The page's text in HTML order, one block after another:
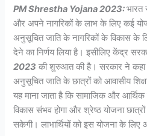
PM Shrestha Yojana 2023:भारत
और अपने नागरिकों के लाभ के लिए कई
अनुसूचित जाति के नागरिकों के विकास के
देने का निर्णय लिया है। इसीलिए केंद्र
2023 की शुरुआत की है। सरकार ने
अनुसूचित जाति के छात्रों को आवासीय
यह माना जाता है कि सामाजिक और
विकास संभव होगा और श्रेष्ठ योजना
सकेगी। लाभार्थियों को इस योजना के लिए